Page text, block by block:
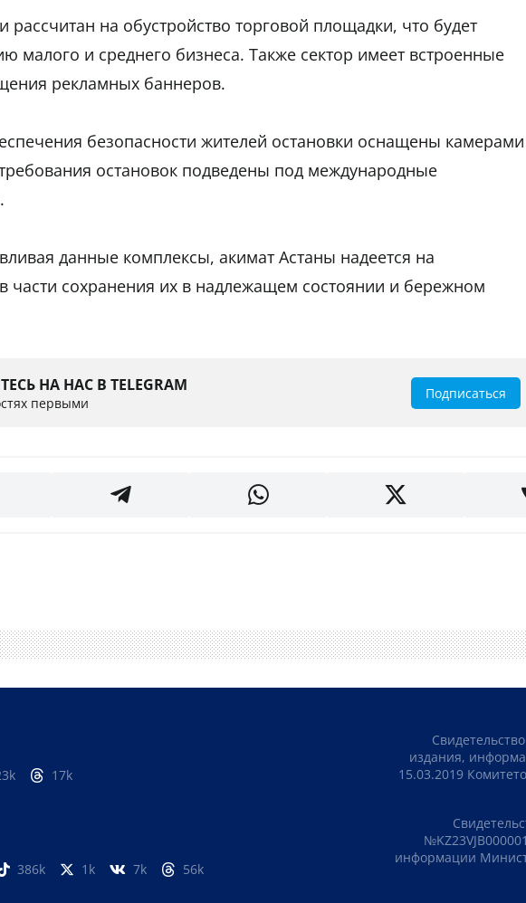
расcчитан на обустройство торговой площадки, что будет
малого и среднего бизнеса. Также сектор имеет встроенные
рекламных баннеров.
безопасности жителей остановки оснащены камерами
остановок подведены под международные
данные комплексы, акимат Астаны надеется на
части сохранения их в надлежащем состоянии и бережном
НА НАС В TELEGRAM
первыми
Подписаться
17k
386k 1k 7k 56k
издания,
15.03.2019
информации